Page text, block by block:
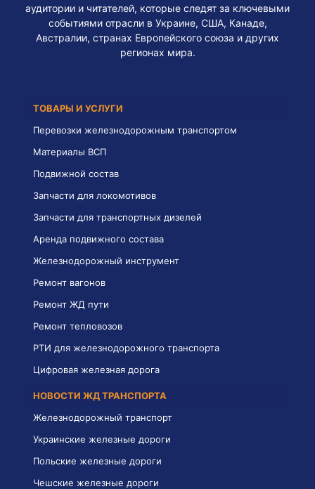
аудитории и читателей, которые следят за ключевыми
событиями отрасли в Украине, США, Канаде,
Австралии, странах Европейского союза и других
регионах мира.
ТОВАРЫ И УСЛУГИ
Перевозки железнодорожным транспортом
Материалы ВСП
Подвижной состав
Запчасти для локомотивов
Запчасти для транспортных дизелей
Аренда подвижного состава
Железнодорожный инструмент
Ремонт вагонов
Ремонт ЖД пути
Ремонт тепловозов
РТИ для железнодорожного транспорта
Цифровая железная дорога
НОВОСТИ ЖД ТРАНСПОРТА
Железнодорожный транспорт
Украинские железные дороги
Польские железные дороги
Чешские железные дороги